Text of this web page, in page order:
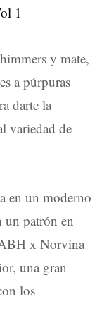
y mate,
a púrpuras
darte la
variedad de
en un moderno
un patrón en
x Norvina
una gran
los